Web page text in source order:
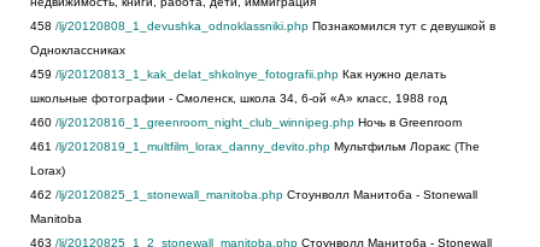
458 /lj/20120808_1_devushka_odnoklassniki.php Познакомился тут с девушкой в
Одноклассниках
459 /lj/20120813_1_kak_delat_shkolnye_fotografii.php Как нужно делать
школьные фотографии - Смоленск, школа 34, 6-ой «А» класс, 1988 год
460 /lj/20120816_1_greenroom_night_club_winnipeg.php Ночь в Greenroom
461 /lj/20120819_1_multfilm_lorax_danny_devito.php Мультфильм Лоракс (The
Lorax)
462 /lj/20120825_1_stonewall_manitoba.php Стоунволл Манитоба - Stonewall
Manitoba
463 /lj/20120825_1_2_stonewall_manitoba.php Стоунволл Манитоба - Stonewall